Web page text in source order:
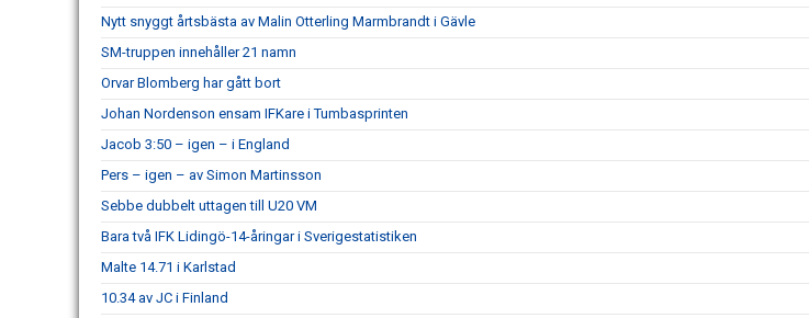
Nytt snyggt årtsbästa av Malin Otterling Marmbrandt i Gävle
SM-truppen innehåller 21 namn
Orvar Blomberg har gått bort
Johan Nordenson ensam IFKare i Tumbasprinten
Jacob 3:50 – igen – i England
Pers – igen – av Simon Martinsson
Sebbe dubbelt uttagen till U20 VM
Bara två IFK Lidingö-14-åringar i Sverigestatistiken
Malte 14.71 i Karlstad
10.34 av JC i Finland